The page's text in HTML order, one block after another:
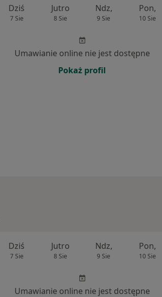
Dziś
7 Sie
Jutro
8 Sie
Ndz,
9 Sie
Pon,
10 Sie
Umawianie online nie jest dostępne
Pokaż profil
Dziś
7 Sie
Jutro
8 Sie
Ndz,
9 Sie
Pon,
10 Sie
Umawianie online nie jest dostępne